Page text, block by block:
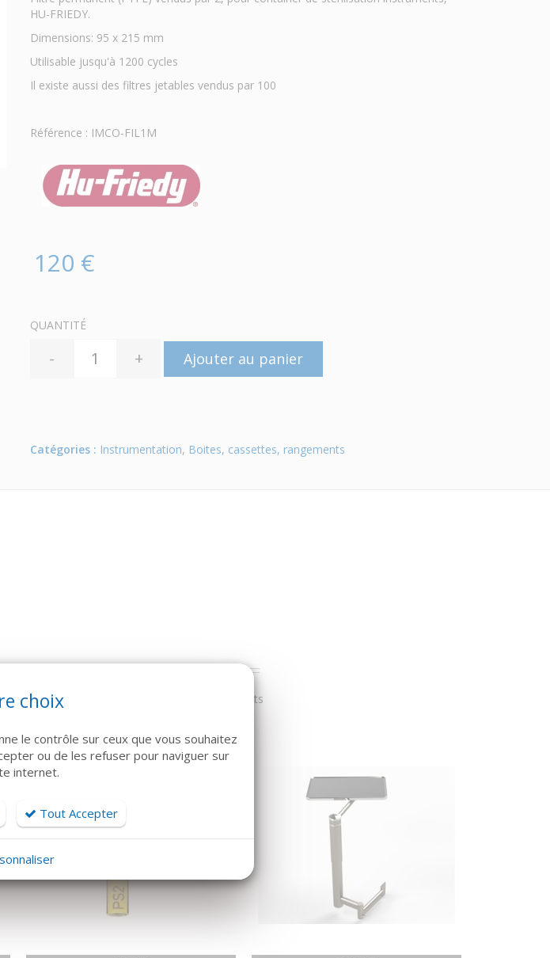
HU-FRIEDY.
Dimensions: 95 x 215 mm
Utilisable jusqu'à 1200 cycles
Il existe aussi des filtres jetables vendus par 100
Référence : IMCO-FIL1M
120 €
QUANTITÉ
- + Ajouter au panier
Catégories : Instrumentation, Boites, cassettes, rangements
CONNEXES
également ces produits plébiscités par nos clients
choix
le contrôle sur ceux que vous souhaitez
ou de les refuser pour naviguer sur
internet.
Tout Accepter